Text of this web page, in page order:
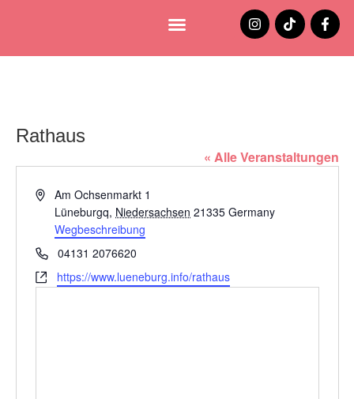
Rathaus
« Alle Veranstaltungen
AdresseAm Ochsenmarkt 1
Lüneburgq, Niedersachsen 21335 Germany
Wegbeschreibung
Telefon04131 2076620
Webseitehttps://www.lueneburg.info/rathaus